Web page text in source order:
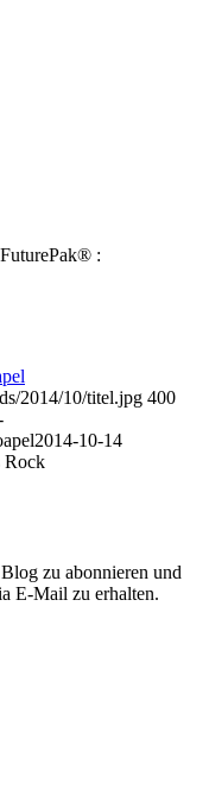
:
2014/10/titel.jpg 400
2014-10-14
Rock
zu abonnieren und
E-Mail zu erhalten.